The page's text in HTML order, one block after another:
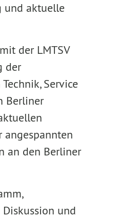
und aktuelle
der LMTSV
der
Service
Berliner
angespannten
an den Berliner
und